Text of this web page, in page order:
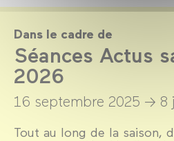
Dans le cadre de
Séances Actus
2026
16 septembre 2025 → 8
Tout au long de la saison,